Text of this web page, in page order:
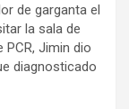
de garganta el
la sala de
PCR, Jimin dio
diagnosticado